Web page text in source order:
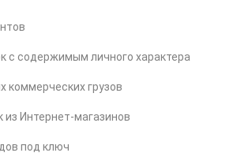
с содержимым личного характера
коммерческих грузов
из Интернет-магазинов
под ключ